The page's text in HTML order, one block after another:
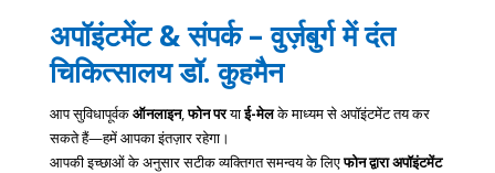
अपॉइंटमेंट & संपर्क – वुर्ज़बुर्ग में दंत
चिकित्सालय डॉ. कुहमैन
आप सुविधापूर्वकऑनलाइन,फोन परयाई-मेलके माध्यम से अपॉइंटमेंट तय कर
सकते हैं—हमें आपका इंतज़ार रहेगा।
आपकी इच्छाओं के अनुसार सटीक व्यक्तिगत समन्वय के लिएफोन द्वारा अपॉइंटमेंट